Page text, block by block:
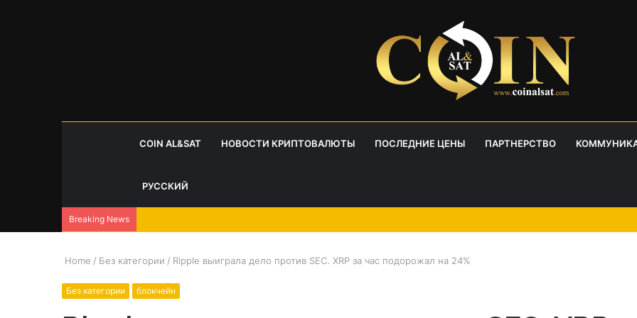
COIN AL&SAT НОВОСТИ КРИПТОВАЛЮТЫ ПОСЛЕДНИЕ ЦЕНЫ ПАРТНЕРСТВО
РУССКИЙ
Breaking News
Home / Без категории / Ripple выиграла дело против SEC. XRP за час подорожал на 24%
Без категории блокчейн